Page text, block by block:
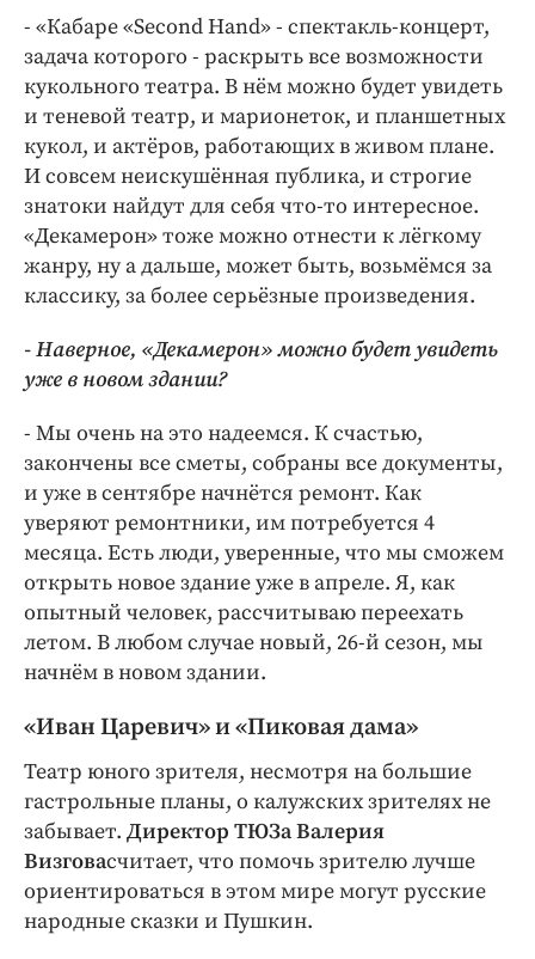
- «Кабаре «Second Hand» - спектакль-концерт,
задача которого - раскрыть все возможности
кукольного театра. В нём можно будет увидеть
и теневой театр, и марионеток, и планшетных
кукол, и актёров, работающих в живом плане.
И совсем неискушённая публика, и строгие
знатоки найдут для себя что-то интересное.
«Декамерон» тоже можно отнести к лёгкому
жанру, ну а дальше, может быть, возьмёмся за
классику, за более серьёзные произведения.
- Наверное, «Декамерон» можно будет увидеть
уже в новом здании?
- Мы очень на это надеемся. К счастью,
закончены все сметы, собраны все документы,
и уже в сентябре начнётся ремонт. Как
уверяют ремонтники, им потребуется 4
месяца. Есть люди, уверенные, что мы сможем
открыть новое здание уже в апреле. Я, как
опытный человек, рассчитываю переехать
летом. В любом случае новый, 26-й сезон, мы
начнём в новом здании.
«Иван Царевич» и «Пиковая дама»
Театр юного зрителя, несмотря на большие
гастрольные планы, о калужских зрителях не
забывает. Директор ТЮЗа Валерия
Визговасчитает, что помочь зрителю лучше
ориентироваться в этом мире могут русские
народные сказки и Пушкин.